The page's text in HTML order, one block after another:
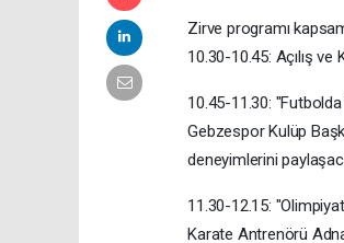
Zirve programı
10.30-10.45: Açılış ve
10.45-11.30:
Gebzespor Kulüp
deneyimlerini
11.30-12.15:
Karate Antrenörü